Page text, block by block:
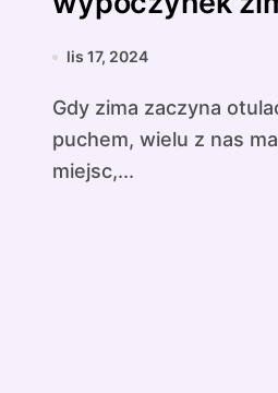
lis 17, 2024
Gdy zima zaczyna otulać świat białym
puchem, wielu z nas
miejsc,...